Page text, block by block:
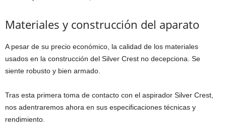
Materiales y construcción del aparato
A pesar de su precio económico, la calidad de los materiales
usados en la construcción del Silver Crest no decepciona. Se
siente robusto y bien armado.
Tras esta primera toma de contacto con el aspirador Silver Crest,
nos adentraremos ahora en sus especificaciones técnicas y
rendimiento.